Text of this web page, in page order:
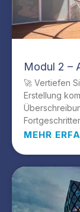
Modul 2 –
🚀 Vertiefen
Erstellung
MEHR